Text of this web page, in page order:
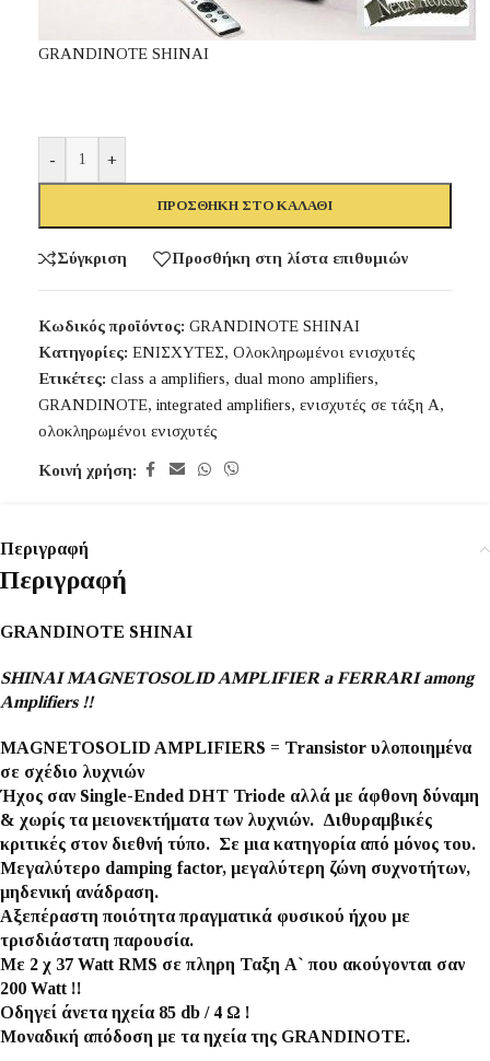
GRANDINOTE SHINAI
- +
ΠΡΟΣΘΉΚΗ ΣΤΟ ΚΑΛΆΘΙ
Σύγκριση Προσθήκη στη λίστα επιθυμιών
Κωδικός προϊόντος: GRANDINOTE SHINAI
Κατηγορίες: ΕΝΙΣΧΥΤΕΣ, Ολοκληρωμένοι ενισχυτές
Ετικέτες: class a amplifiers, dual mono amplifiers,
GRANDINOTE, integrated amplifiers, ενισχυτές σε τάξη Α,
ολοκληρωμένοι ενισχυτές
Κοινή χρήση:
Περιγραφή
Περιγραφή
GRANDINOTE SHINAI
SHINAI MAGNETOSOLID AMPLIFIER a FERRARI among
Amplifiers !!
MAGNETOSOLID AMPLIFIERS = Τransistor υλοποιημένα
σε σχέδιο λυχνιών
Ήχος σαν Single-Ended DHT Triode αλλά με άφθονη δύναμη
& χωρίς τα μειονεκτήματα των λυχνιών. Διθυραμβικές
κριτικές στον διεθνή τύπο. Σε μια κατηγορία από μόνος του.
Μεγαλύτερο damping factor, μεγαλύτερη ζώνη συχνοτήτων,
μηδενική ανάδραση.
Αξεπέραστη ποιότητα πραγματικά φυσικού ήχου με
τρισδιάστατη παρουσία.
Με 2 χ 37 Watt RMS σε πληρη Ταξη Α` που ακούγονται σαν
200 Watt !!
Οδηγεί άνετα ηχεία 85 db / 4 Ω !
Μοναδική απόδοση με τα ηχεία της GRANDINOTE.